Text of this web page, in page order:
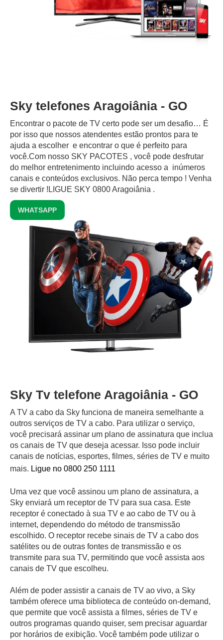
Sky telefones Aragoiânia - GO
Encontrar o pacote de TV certo pode ser um desafio… É
por isso que nossos atendentes estão prontos para te
ajuda a escolher e encontrar o que é perfeito para
você.Com nosso SKY PACOTES , você pode desfrutar
do melhor entretenimento incluindo acesso a inúmeros
canais e conteúdos exclusivos.‍ Não perca tempo ! Venha
se divertir !LIGUE SKY 0800 Aragoiânia .
WHATSAPP
Sky Tv telefone Aragoiânia - GO
A TV a cabo da Sky funciona de maneira semelhante a
outros serviços de TV a cabo. Para utilizar o serviço,
você precisará assinar um plano de assinatura que inclua
os canais de TV que deseja acessar. Isso pode incluir
canais de notícias, esportes, filmes, séries de TV e muito
mais. Ligue no 0800 250 1111
Uma vez que você assinou um plano de assinatura, a
Sky enviará um receptor de TV para sua casa. Este
receptor é conectado à sua TV e ao cabo de TV ou à
internet, dependendo do método de transmissão
escolhido. O receptor recebe sinais de TV a cabo dos
satélites ou de outras fontes de transmissão e os
transmite para sua TV, permitindo que você assista aos
canais de TV que escolheu.
Além de poder assistir a canais de TV ao vivo, a Sky
também oferece uma biblioteca de conteúdo on-demand,
que permite que você assista a filmes, séries de TV e
outros programas quando quiser, sem precisar aguardar
por horários de exibição. Você também pode utilizar o